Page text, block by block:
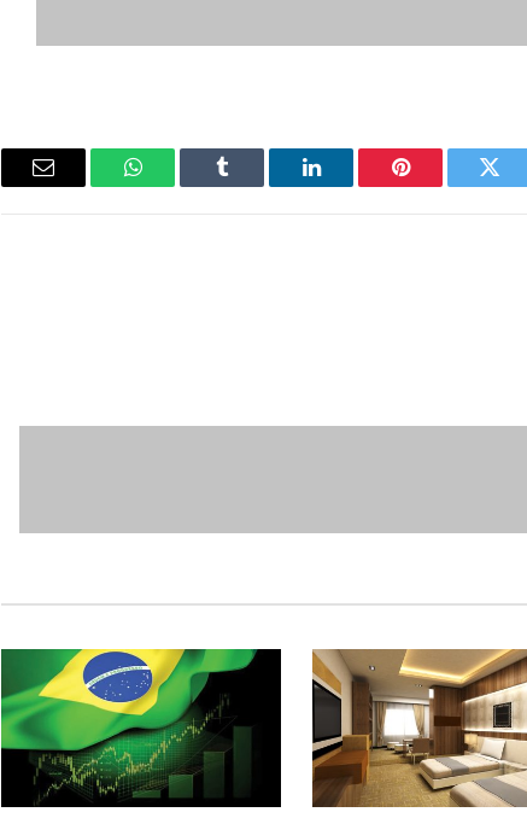
تويتر بينتيريستلينكدإن Tumblr واتساب
البريد